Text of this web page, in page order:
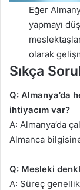
Eğer
yapmayı
olarak
Sıkça
Q: Almanya’da
ihtiyacım var?
A: Almanya’da
Almanca
Q: Mesleki
A: Süreç